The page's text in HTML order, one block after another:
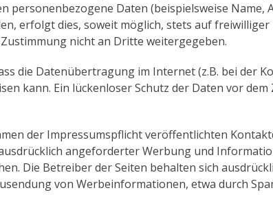
personenbezogene Daten (beispielsweise Name,
erfolgt dies, soweit möglich, stets auf freiwilliger
nicht an Dritte weitergegeben.
die Datenübertragung im Internet (z.B. bei der
kann. Ein lückenloser Schutz der Daten vor
der Impressumspflicht veröffentlichten
angeforderter Werbung und
Die Betreiber der Seiten behalten sich
von Werbeinformationen, etwa durch